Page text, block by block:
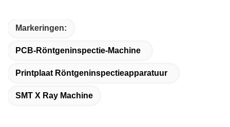
Markeringen:
PCB-Röntgeninspectie-Machine
Printplaat Röntgeninspectieapparatuur
SMT X Ray Machine